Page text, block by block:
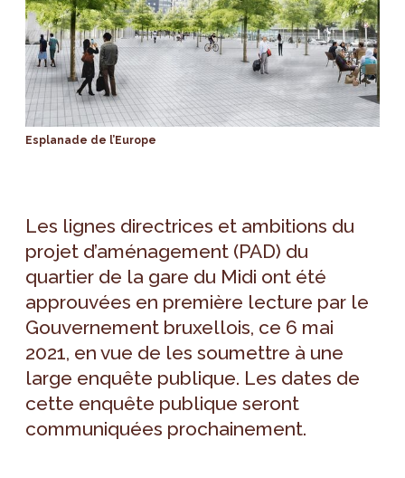
Esplanade de l’Europe
Les lignes directrices et ambitions du
projet d’aménagement (PAD) du
quartier de la gare du Midi ont été
approuvées en première lecture par le
Gouvernement bruxellois, ce 6 mai
2021, en vue de les soumettre à une
large enquête publique. Les dates de
cette enquête publique seront
communiquées prochainement.